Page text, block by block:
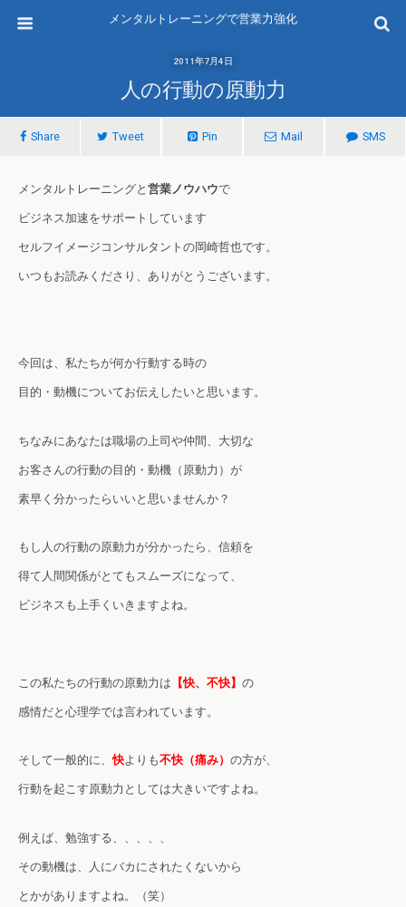
メンタルトレーニングで営業力強化
2011年7月4日
人の行動の原動力
Share Tweet Pin Mail SMS
メンタルトレーニングと 営業ノウハウで
ビジネス加速をサポートしています
セルフイメージコンサルタントの岡崎哲也です。
いつもお読みくださり、ありがとうございます。
今回は、私たちが何か行動する時の
目的・動機についてお伝えしたいと思います。
ちなみにあなたは職場の上司や仲間、大切な
お客さんの行動の目的・動機（原動力）が
素早く分かったらいいと思いませんか？
もし人の行動の原動力が分かったら、 信頼を
得て 人間関係がとてもスムーズになって、
ビジネスも上手くいきますよね。
この私たちの行動の原動力は 【快、不快】 の
感情だと心理学では言われています。
そして一般的に、快よりも不快（痛み） の方が、
行動を起こす原動力としては大きいですよね。
例えば、勉強する、、、、、
その動機は、人にバカにされたくないから
とかがありますよね。（笑）